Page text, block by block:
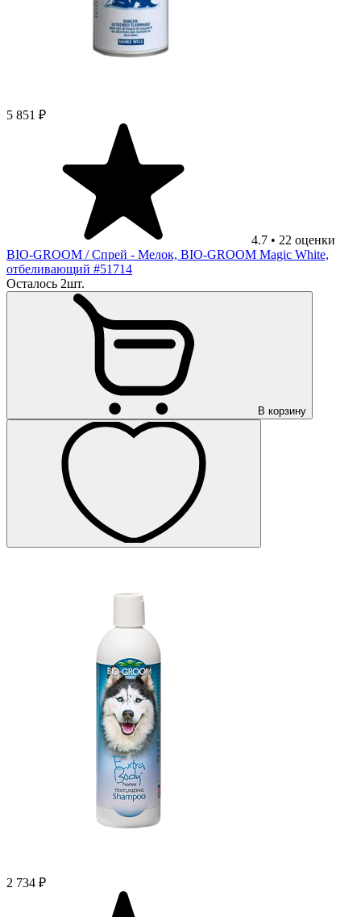
5 851 ₽
4.7 • 22 оценки
BIO-GROOM / Спрей - Мелок, BIO-GROOM Magic White,
отбеливающий #51714
Осталось 2шт.
В корзину
2 734 ₽